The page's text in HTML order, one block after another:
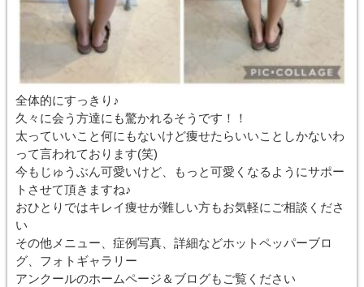
全体的にすっきり♪
久々に会う方達にも驚かれるそうです！！
太っていいこと何にもないけど痩せたらいいことしかないわ
って言われております(笑)
今もじゅうぶん可愛いけど、もっと可愛くなるようにサポー
トさせて頂きますね♪
おひとりではキレイ痩せが難しい方もお気軽にご相談くださ
い
その他メニュー、症例写真、詳細などホットペッパーブロ
グ、フォトギャラリー
アンクールのホームページ＆ブログもご覧ください